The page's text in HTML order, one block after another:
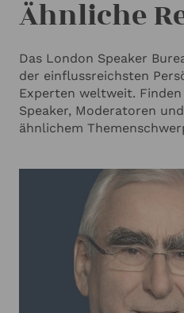
Ähnliche
Das London Speaker
der einflussreichsten
Experten weltweit.
Speaker, Moderatoren
ähnlichem